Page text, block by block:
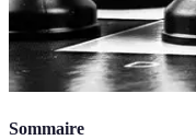
Sommaire